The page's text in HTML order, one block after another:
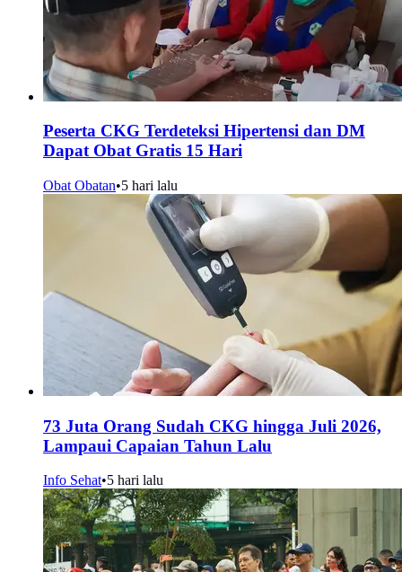
Peserta CKG Terdeteksi Hipertensi dan DM
Dapat Obat Gratis 15 Hari
Obat Obatan•5 hari lalu
73 Juta Orang Sudah CKG hingga Juli 2026,
Lampaui Capaian Tahun Lalu
Info Sehat•5 hari lalu